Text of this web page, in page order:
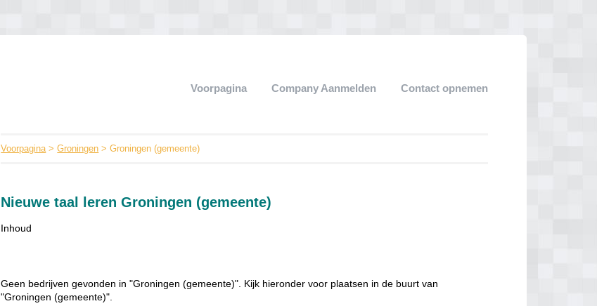
Voorpagina Company Aanmelden Contact opnemen
Voorpagina>Groningen > Groningen (gemeente)
Nieuwe taal leren Groningen (gemeente)
Inhoud
Geen bedrijven gevonden in "Groningen (gemeente)". Kijk hieronder voor plaatsen in de buurt van
"Groningen (gemeente)".